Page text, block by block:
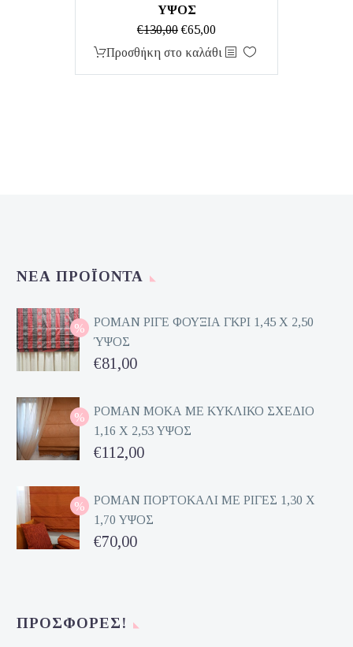
ΥΨΟΣ
€130,00 Original
price
€65,00Η
τρέχουσα
Προσθήκη στο καλάθι
ΝΈΑ ΠΡΟΪΌΝΤΑ
ΡΟΜΑΝ ΡΙΓΕ ΦΟΥΞΙΑ ΓΚΡΙ 1,45 Χ 2,50
ΎΨΟΣ
Original
was:
€162,00.
€81,00
τρέχουσα
τιμή
είναι:
ΡΟΜΑΝ ΜΟΚΑ ΜΕ ΚΥΚΛΙΚΟ ΣΧΕΔΙΟ
1,16 Χ 2,53 ΥΨΟΣ
Original
was:
€224,00.
€112,00
τρέχουσα
τιμή
είναι:
ΡΟΜΑΝ ΠΟΡΤΟΚΑΛΙ ΜΕ ΡΙΓΕΣ 1,30 Χ
1,70 ΥΨΟΣ
Original
€70,00
ΠΡΟΣΦΟΡΈΣ!